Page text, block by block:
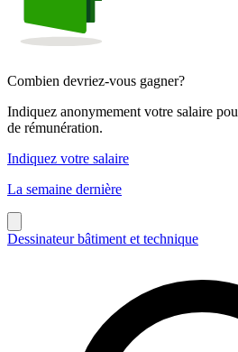
Combien devriez-vous gagner?
Indiquez anonymement votre salaire
de rémunération.
Indiquez votre salaire
La semaine dernière
Dessinateur bâtiment et technique